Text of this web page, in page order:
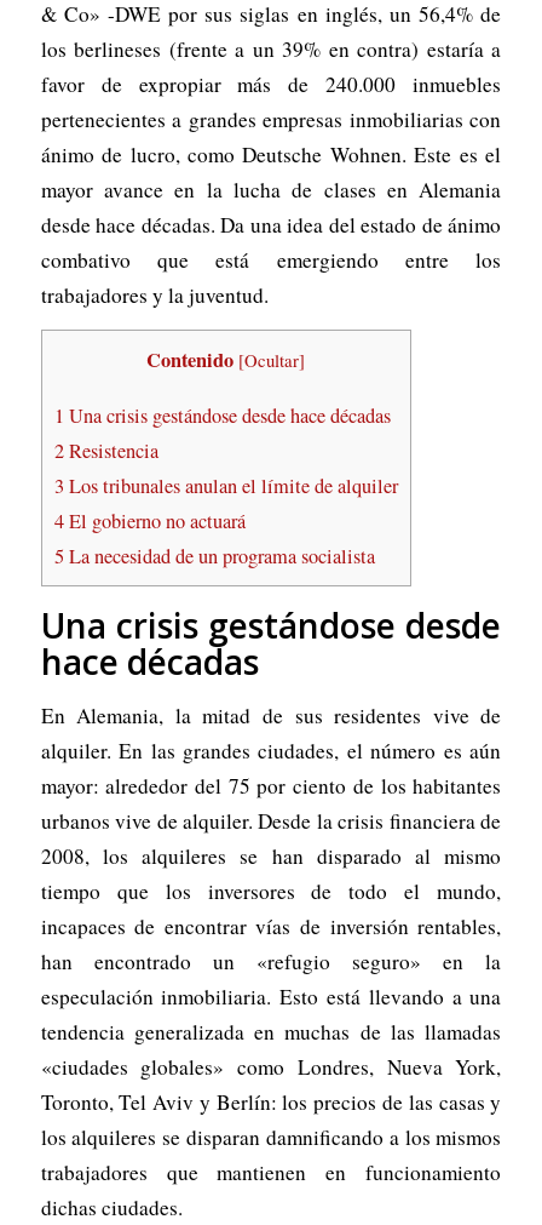
& Co» -DWE por sus siglas en inglés, un 56,4% de
los berlineses (frente a un 39% en contra) estaría a
favor de expropiar más de 240.000 inmuebles
pertenecientes a grandes empresas inmobiliarias con
ánimo de lucro, como Deutsche Wohnen. Este es el
mayor avance en la lucha de clases en Alemania
desde hace décadas. Da una idea del estado de ánimo
combativo que está emergiendo entre los
trabajadores y la juventud.
Contenido [Ocultar]
1 Una crisis gestándose desde hace décadas
2Resistencia
3 Los tribunales anulan el límite de alquiler
4El gobierno no actuará
5 La necesidad de un programa socialista
Una crisis gestándose desde
hace décadas
En Alemania, la mitad de sus residentes vive de
alquiler. En las grandes ciudades, el número es aún
mayor: alrededor del 75 por ciento de los habitantes
urbanos vive de alquiler. Desde la crisis financiera de
2008, los alquileres se han disparado al mismo
tiempo que los inversores de todo el mundo,
incapaces de encontrar vías de inversión rentables,
han encontrado un «refugio seguro» en la
especulación inmobiliaria. Esto está llevando a una
tendencia generalizada en muchas de las llamadas
«ciudades globales» como Londres, Nueva York,
Toronto, Tel Aviv y Berlín: los precios de las casas y
los alquileres se disparan damnificando a los mismos
trabajadores que mantienen en funcionamiento
dichas ciudades.